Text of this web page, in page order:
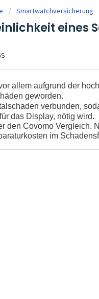
Smartwatchversicherung
eines
allem aufgrund der
geworden.
verbunden,
das Display, nötig wird.
den Covomo Vergleich.
im